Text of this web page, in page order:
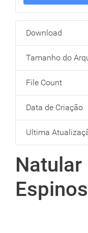
Download
Tamanho do
File Count
Data de Criação
Ultima
Natular